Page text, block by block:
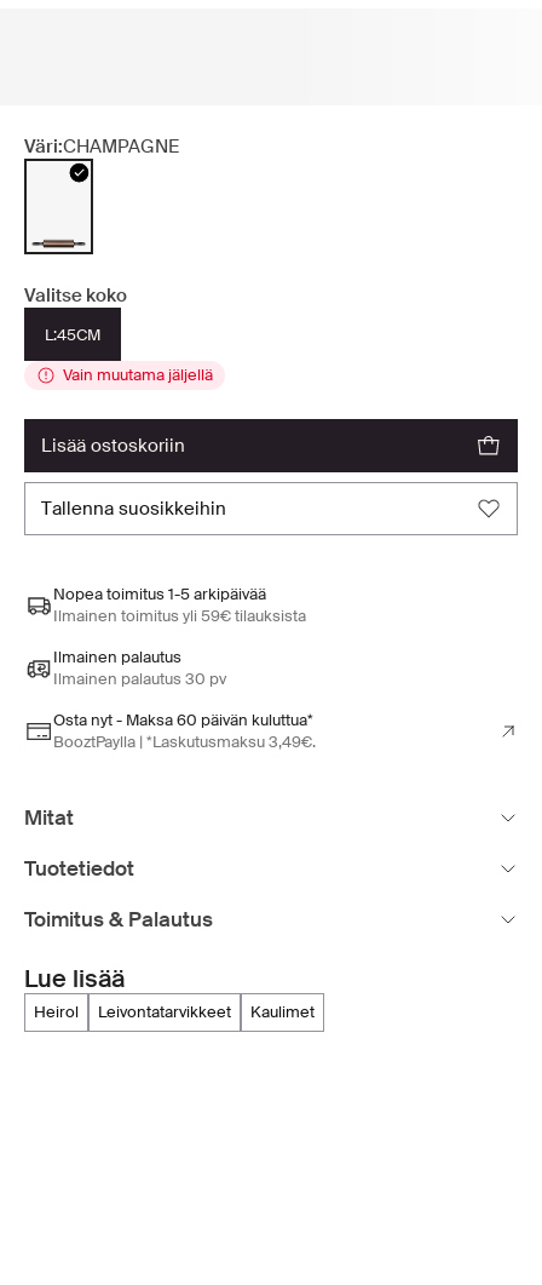
Väri:CHAMPAGNE
Valitse koko
L:45CM
Vain muutama jäljellä
lisää ostoskoriin
tallenna suosikkeihin
Nopea toimitus 1-5 arkipäivää
Ilmainen toimitus yli 59€ tilauksista
Ilmainen palautus
Ilmainen palautus 30 pv
Osta nyt - Maksa 60 päivän kuluttua*
BooztPaylla | *Laskutusmaksu 3,49€.
Mitat
Tuotetiedot
Toimitus & Palautus
Lue lisää
heirol leivontatarvikkeet kaulimet